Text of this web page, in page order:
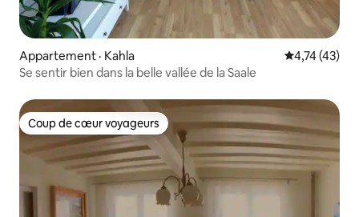
Appartement · Kahla Note
4,74 (43)
Se sentir bien dans la belle vallée de la Saale
Coup de cœur voyageurs
Coup de cœur voyageurs